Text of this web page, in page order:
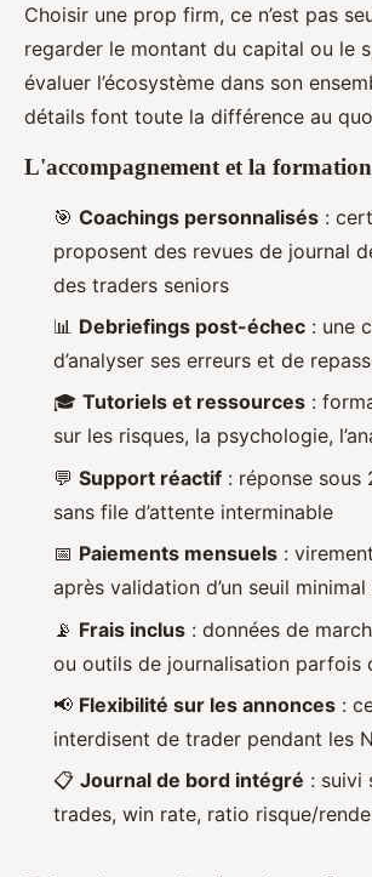
Choisir une prop firm, ce n’est pas
regarder le montant du capital ou le
évaluer l’écosystème dans son
détails font toute la différence au
L'accompagnement et la formation
🎯 Coachings personnalisés :
proposent des revues de journal
des traders seniors
📊 Debriefings post-échec : une
d’analyser ses erreurs et de
🎓 Tutoriels et ressources :
sur les risques, la psychologie,
💬 Support réactif : réponse sous
sans file d’attente interminable
📅 Paiements mensuels :
après validation d’un seuil
📡 Frais inclus : données de
ou outils de journalisation parfois
📢 Flexibilité sur les annonces :
interdisent de trader pendant les
📋 Journal de bord intégré : suivi
trades, win rate, ratio risque/